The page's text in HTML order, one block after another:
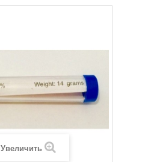
Увеличить